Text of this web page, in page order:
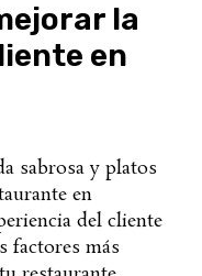
la
en
sabrosa y platos
en
del cliente
factores más